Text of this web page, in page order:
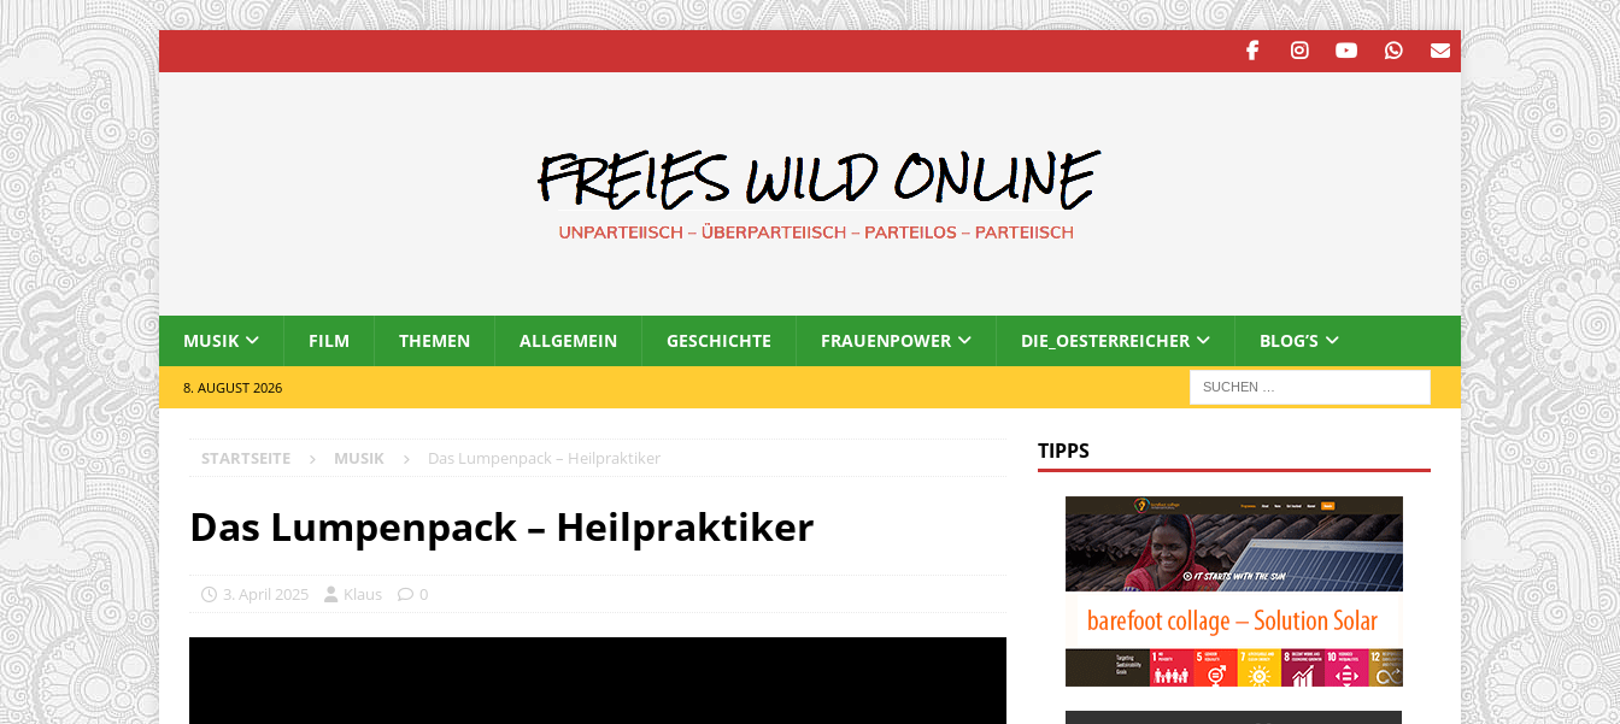
MUSIK FILM THEMEN ALLGEMEIN GESCHICHTE FRAUENPOWER DIE_OESTERREICHER BLOG’S
8. AUGUST 2026
STARTSEITE MUSIK Das Lumpenpack – Heilpraktiker
Das Lumpenpack – Heilpraktiker
3. April 2025 Klaus 0
TIPPS